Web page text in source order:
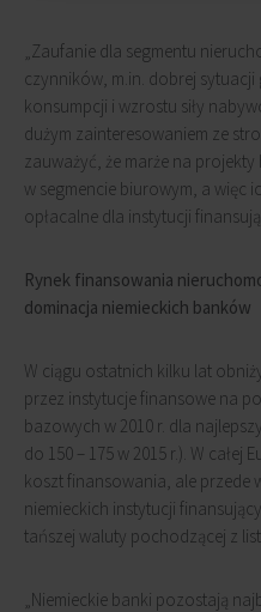
„Zaufanie dla segmentu
czynników, m.in. dobrej
konsumpcji i wzrostu siły
dużym zainteresowaniem ze
zauważyć, że marże na
w segmencie biurowym, a więc
opłacalne dla instytucji
Rynek finansowania
dominacja niemieckich banków
W ciągu ostatnich kilku lat
przez instytucje finansowe na
bazowych w 2010 r. dla
do 150 – 175 w 2015 r.). W całej
koszt finansowania, ale przede
niemieckich instytucji
tańszej waluty pochodzącej z
„Niemieckie banki pozostają